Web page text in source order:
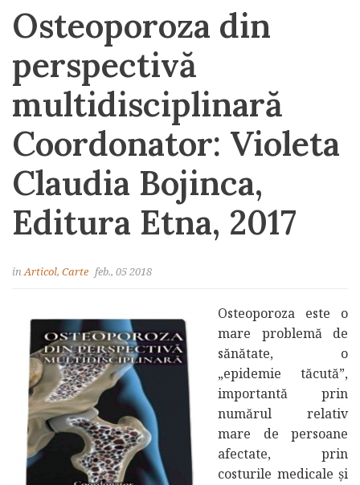
Osteoporoza din
perspectivă
multidisciplinară
Coordonator: Violeta
Claudia Bojinca,
Editura Etna, 2017
inArticol, Carte feb., 05 2018
Osteoporoza este o
mare problemă de
sănătate, o
„epidemie tăcută”,
importantă prin
numărul relativ
mare de persoane
afectate, prin
costurile medicale și